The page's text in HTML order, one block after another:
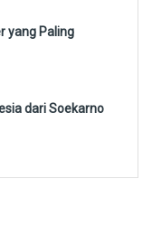
yang Paling
dari Soekarno